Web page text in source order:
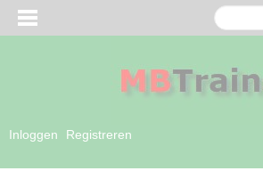
Inloggen Registreren